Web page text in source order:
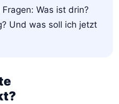
Was ist drin?
Und was soll ich jetzt